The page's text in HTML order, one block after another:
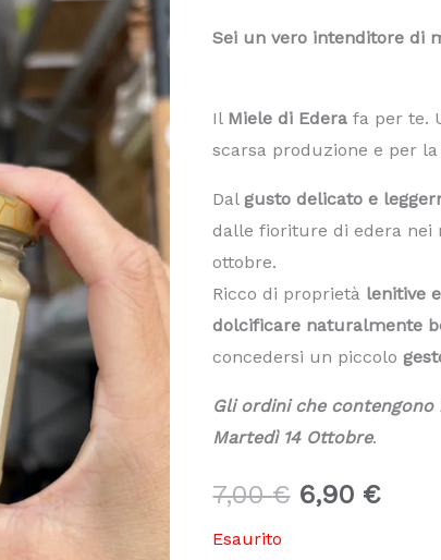
Sei un vero intenditore di
Il Miele di Edera fa per te.
scarsa produzione e per
Dalgusto delicato e
dalle fioriture di edera nei
ottobre.
Ricco di proprietà lenitive
dolcificare naturalmente
concedersi un piccolo
Gli ordini che
Martedì 14 Ottobre.
7,00€ Il
6,90 €Il
Esaurito